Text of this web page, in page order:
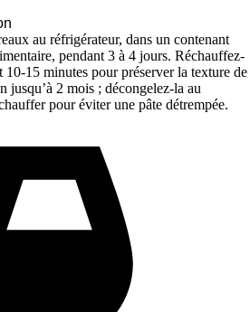
au réfrigérateur, dans un contenant
pendant 3 à 4 jours. Réchauffez-
10-15 minutes pour préserver la texture de
jusqu’à 2 mois ; décongelez-la au
pour éviter une pâte détrempée.